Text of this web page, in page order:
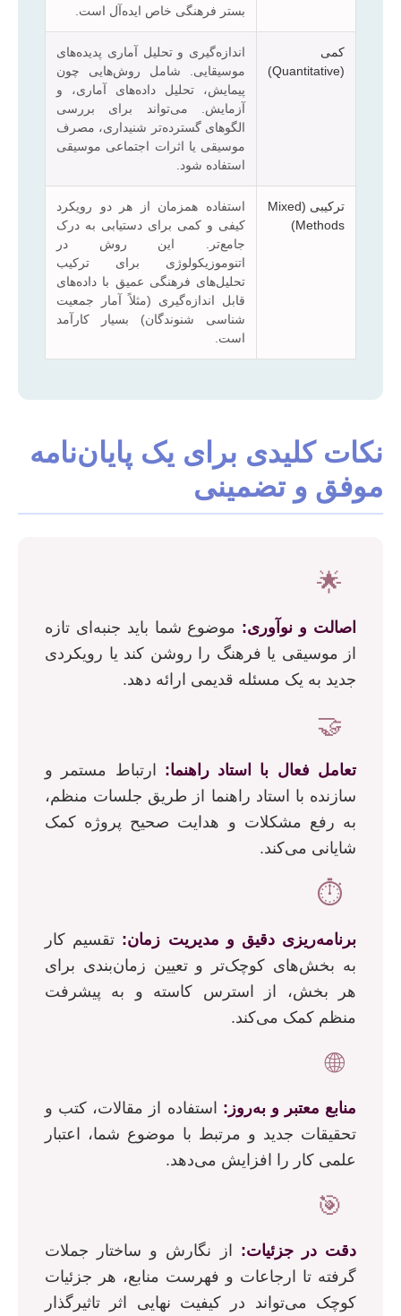
بستر فرهنگی خاص ایده‌آل است.
کمی
(Quantitative)
اندازه‌گیری و تحلیل آماری پدیده‌های
موسیقایی. شامل روش‌هایی چون
پیمایش، تحلیل داده‌های آماری، و
آزمایش. می‌تواند برای بررسی
الگوهای گسترده‌تر شنیداری، مصرف
موسیقی یا اثرات اجتماعی موسیقی
استفاده شود.
ترکیبی (Mixed
Methods)
استفاده همزمان از هر دو رویکرد
کیفی و کمی برای دستیابی به درک
جامع‌تر. این روش در
اتنوموزیکولوژی برای ترکیب
تحلیل‌های فرهنگی عمیق با داده‌های
قابل اندازه‌گیری (مثلاً آمار جمعیت
شناسی شنوندگان) بسیار کارآمد
است.
نکات کلیدی برای یک پایان‌نامه
موفق و تضمینی
🌟
اصالت و نوآوری: موضوع شما باید جنبه‌ای تازه
از موسیقی یا فرهنگ را روشن کند یا رویکردی
جدید به یک مسئله قدیمی ارائه دهد.
🤝
تعامل فعال با استاد راهنما: ارتباط مستمر و
سازنده با استاد راهنما از طریق جلسات منظم،
به رفع مشکلات و هدایت صحیح پروژه کمک
شایانی می‌کند.
⏱️
برنامه‌ریزی دقیق و مدیریت زمان: تقسیم کار
به بخش‌های کوچک‌تر و تعیین زمان‌بندی برای
هر بخش، از استرس کاسته و به پیشرفت
منظم کمک می‌کند.
🌐
منابع معتبر و به‌روز: استفاده از مقالات، کتب و
تحقیقات جدید و مرتبط با موضوع شما، اعتبار
علمی کار را افزایش می‌دهد.
🎯
دقت در جزئیات: از نگارش و ساختار جملات
گرفته تا ارجاعات و فهرست منابع، هر جزئیات
کوچک می‌تواند در کیفیت نهایی اثر تاثیرگذار